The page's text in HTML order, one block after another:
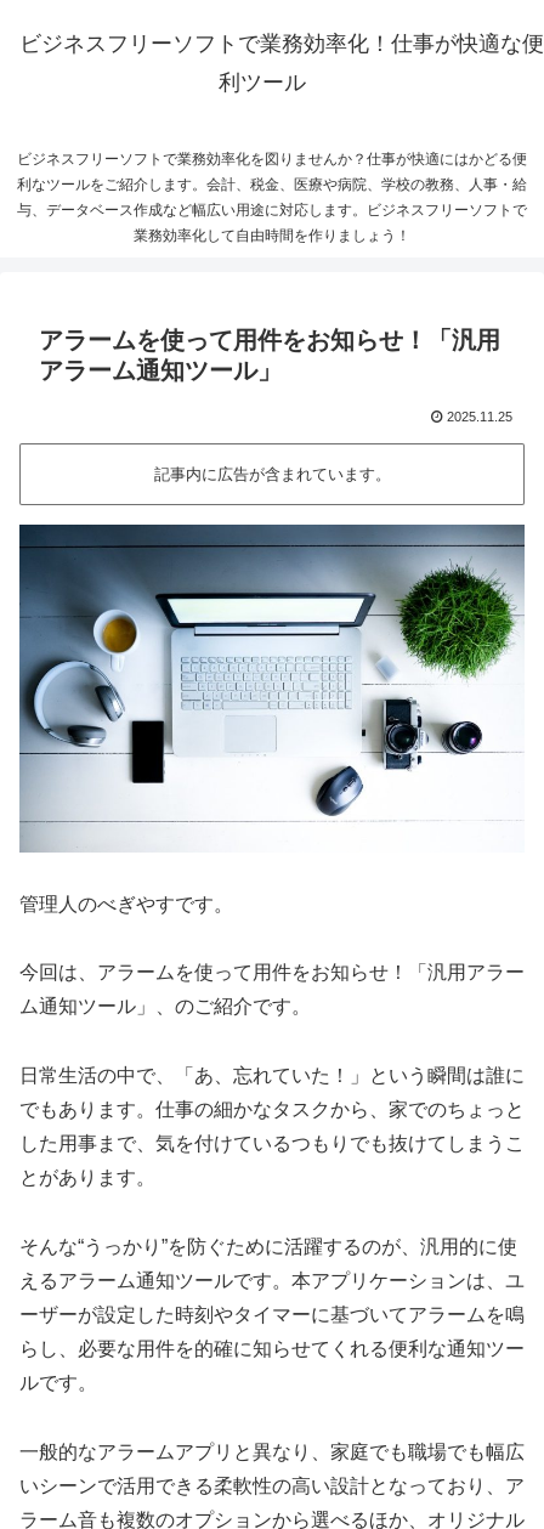
ビジネスフリーソフトで業務効率化！仕事が快適な便
利ツール
ビジネスフリーソフトで業務効率化を図りませんか？仕事が快適にはかどる便
利なツールをご紹介します。会計、税金、医療や病院、学校の教務、人事・給
与、データベース作成など幅広い用途に対応します。ビジネスフリーソフトで
業務効率化して自由時間を作りましょう！
アラームを使って用件をお知らせ！「汎用
アラーム通知ツール」
2025.11.25
記事内に広告が含まれています。
管理人のべぎやすです。
今回は、アラームを使って用件をお知らせ！「汎用アラー
ム通知ツール」、のご紹介です。
日常生活の中で、「あ、忘れていた！」という瞬間は誰に
でもあります。仕事の細かなタスクから、家でのちょっと
した用事まで、気を付けているつもりでも抜けてしまうこ
とがあります。
そんな“うっかり”を防ぐために活躍するのが、汎用的に使
えるアラーム通知ツールです。本アプリケーションは、ユ
ーザーが設定した時刻やタイマーに基づいてアラームを鳴
らし、必要な用件を的確に知らせてくれる便利な通知ツー
ルです。
一般的なアラームアプリと異なり、家庭でも職場でも幅広
いシーンで活用できる柔軟性の高い設計となっており、ア
ラーム音も複数のオプションから選べるほか、オリジナル